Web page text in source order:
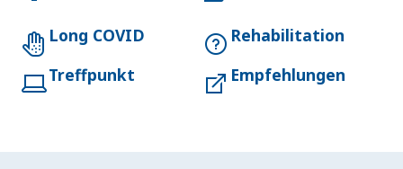
Long COVID
Rehabilitation
Treffpunkt
Empfehlungen